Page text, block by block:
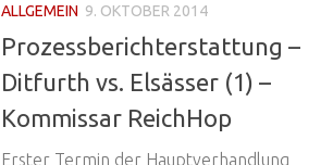
ALLGEMEIN 9. OKTOBER 2014
Prozessberichterstattung –
Ditfurth vs. Elsässer (1) –
Kommissar ReichHop
Erster Termin der Hauptverhandlung